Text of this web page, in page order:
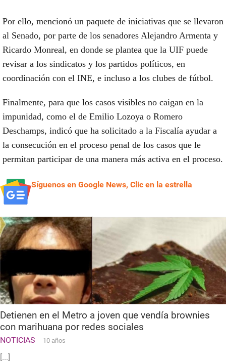
Por ello, mencionó un paquete de iniciativas que se llevaron
al Senado, por parte de los senadores Alejandro Armenta y
Ricardo Monreal, en donde se plantea que la UIF puede
revisar a los sindicatos y los partidos políticos, en
coordinación con el INE, e incluso a los clubes de fútbol.
Finalmente, para que los casos visibles no caigan en la
impunidad, como el de Emilio Lozoya o Romero
Deschamps, indicó que ha solicitado a la Fiscalía ayudar a
la consecución en el proceso penal de los casos que le
permitan participar de una manera más activa en el proceso.
Síguenos en Google News, Clic en la estrella
Detienen en el Metro a joven que vendía brownies
con marihuana por redes sociales
NOTICIAS 10 años
[...]